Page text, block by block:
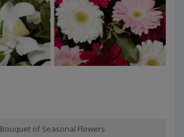
Bouquet of Seasonal Flowers